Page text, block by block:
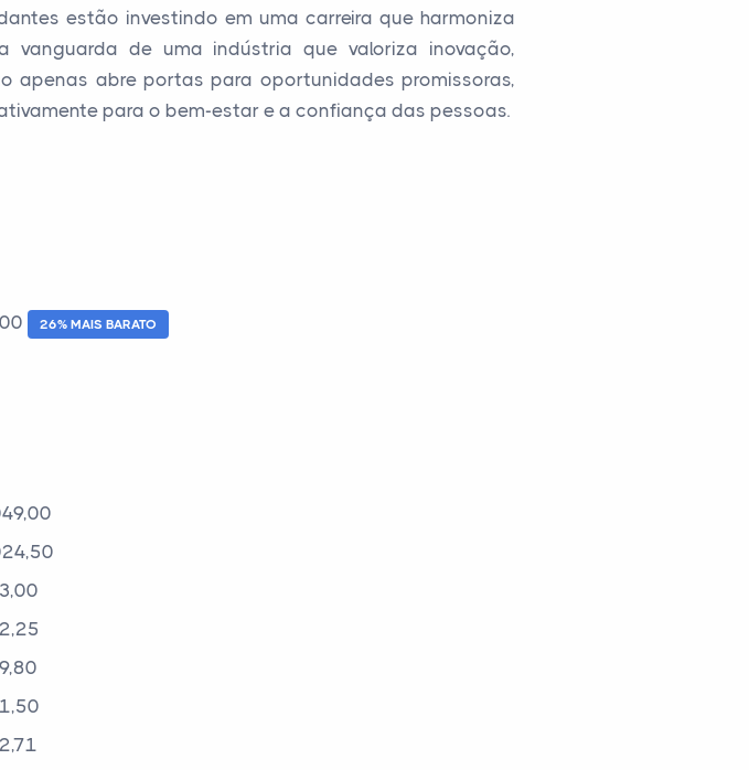
estão investindo em uma carreira que harmoniza
de uma indústria que valoriza inovação,
apenas abre portas para oportunidades promissoras,
para o bem-estar e a confiança das pessoas.
26% MAIS BARATO